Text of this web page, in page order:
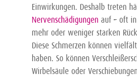
Einwirkungen. Deshalb treten
Nervenschädigungen auf – oft
mehr oder weniger starken
Diese Schmerzen können
haben. So können
Wirbelsäule oder